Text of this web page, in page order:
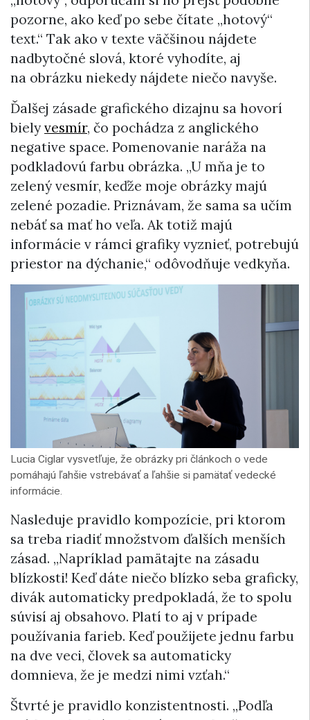
pozorne, ako keď po sebe čítate „hotový“
text.“ Tak ako v texte väčšinou nájdete
nadbytočné slová, ktoré vyhodíte, aj
na obrázku niekedy nájdete niečo navyše.
Ďalšej zásade grafického dizajnu sa hovorí
bielyvesmír, čo pochádza z anglického
negative space. Pomenovanie naráža na
podkladovú farbu obrázka. „U mňa je to
zelený vesmír, keďže moje obrázky majú
zelené pozadie. Priznávam, že sama sa učím
nebáť sa mať ho veľa. Ak totiž majú
informácie v rámci grafiky vyznieť, potrebujú
priestor na dýchanie,“ odôvodňuje vedkyňa.
Lucia Ciglar vysvetľuje, že obrázky pri článkoch o vede
pomáhajú ľahšie vstrebávať a ľahšie si pamätať vedecké
informácie.
Nasleduje pravidlo kompozície, pri ktorom
sa treba riadiť množstvom ďalších menších
zásad. „Napríklad pamätajte na zásadu
blízkosti! Keď dáte niečo blízko seba graficky,
divák automaticky predpokladá, že to spolu
súvisí aj obsahovo. Platí to aj v prípade
používania farieb. Keď použijete jednu farbu
na dve veci, človek sa automaticky
domnieva, že je medzi nimi vzťah.“
Štvrté je pravidlo konzistentnosti. „Podľa